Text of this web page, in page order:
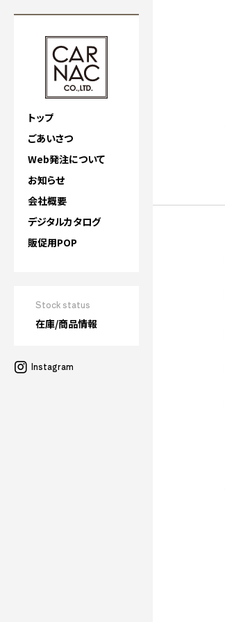
トップ
ごあいさつ
Web発注について
お知らせ
会社概要
デジタルカタログ
販促用POP
Stock status
在庫/商品情報
Instagram